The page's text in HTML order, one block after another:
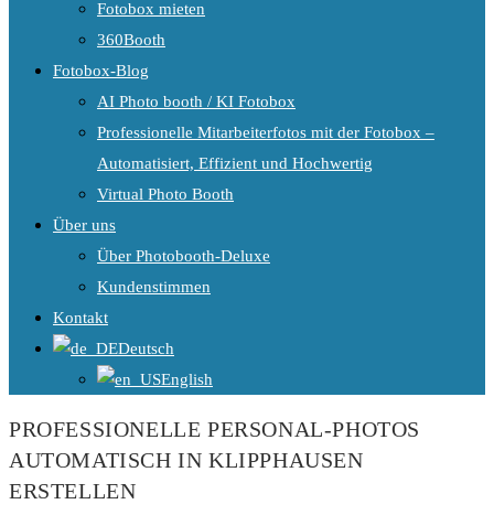
Fotobox mieten
360Booth
Fotobox-Blog
AI Photo booth / KI Fotobox
Professionelle Mitarbeiterfotos mit der Fotobox –
Automatisiert, Effizient und Hochwertig
Virtual Photo Booth
Über uns
Über Photobooth-Deluxe
Kundenstimmen
Kontakt
Deutsch
English
PROFESSIONELLE PERSONAL-PHOTOS
AUTOMATISCH IN KLIPPHAUSEN
ERSTELLEN